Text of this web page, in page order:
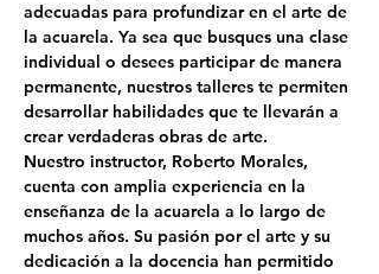
adecuadas para profundizar en el arte de
la acuarela. Ya sea que busques una clase
individual o desees participar de manera
permanente, nuestros talleres te permiten
desarrollar habilidades que te llevarán a
crear verdaderas obras de arte.
Nuestro instructor, Roberto Morales,
cuenta con amplia experiencia en la
enseñanza de la acuarela a lo largo de
muchos años. Su pasión por el arte y su
dedicación a la docencia han permitido